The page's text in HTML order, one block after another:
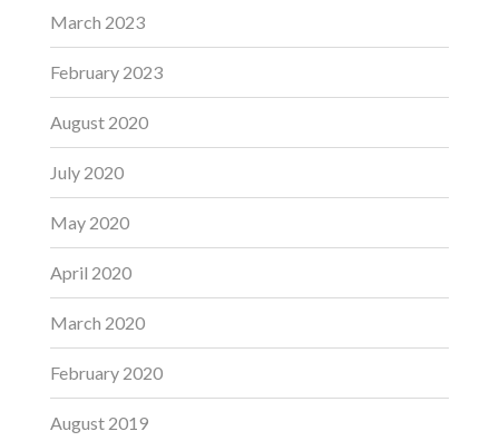
March 2023
February 2023
August 2020
July 2020
May 2020
April 2020
March 2020
February 2020
August 2019